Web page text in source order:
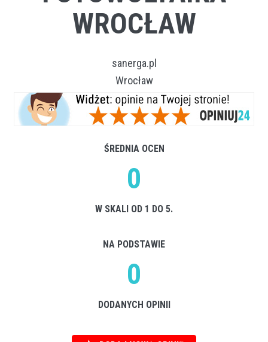
WROCŁAW
sanerga.pl
Wrocław
ŚREDNIA OCEN
0
W SKALI OD 1 DO 5.
NA PODSTAWIE
0
DODANYCH OPINII